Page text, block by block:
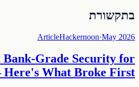
בתקשורת
ArticleHackernoon·May 2026
Grade Security for
What Broke First